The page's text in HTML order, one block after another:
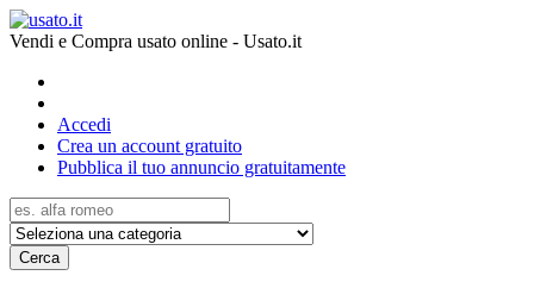
Vendi e Compra usato online - Usato.it
Accedi
Crea un account gratuito
Pubblica il tuo annuncio gratuitamente
Cerca